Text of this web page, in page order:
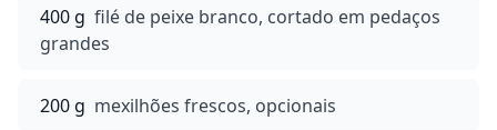
400 g filé de peixe branco, cortado em pedaços
grandes
200 g mexilhões frescos, opcionais